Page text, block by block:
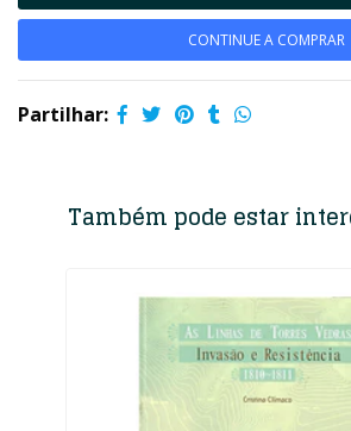
CONTINUE A COMPRAR
Partilhar:
Também pode estar